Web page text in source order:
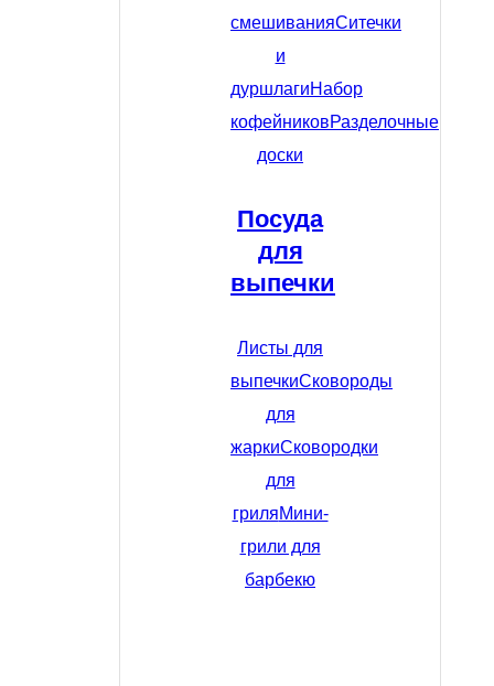
смешиванияСитечки
и
дуршлагиНабор
кофейниковРазделочные
доски
Посуда
для
выпечки
Листы для
выпечкиСковороды
для
жаркиСковородки
для
гриляМини-
грили для
барбекю